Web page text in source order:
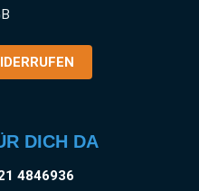
DICH DA
4846936